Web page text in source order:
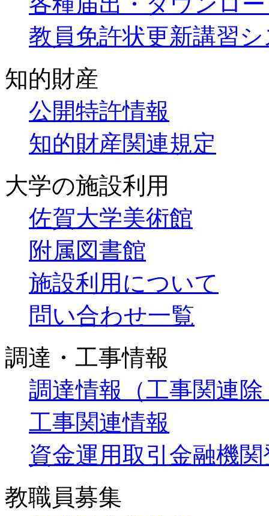
教員免許状更新講習
知的財産
公開特許情報
知的財産関連規定
大学の施設利用
佐賀大学美術館
附属図書館
施設利用について
問い合わせ一覧
調達・工事情報
調達情報（工事関連
工事関連情報
資金運用取引金融機
教職員募集